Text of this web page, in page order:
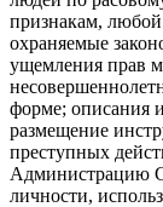
признакам,
охраняемые
ущемления прав
форме; описания
размещение
преступных
Администрацию
личности,